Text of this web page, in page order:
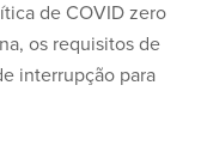
de COVID zero
os requisitos de
interrupção para